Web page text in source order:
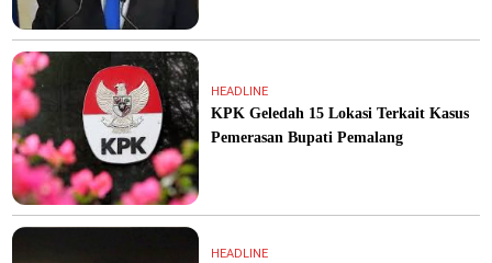
HEADLINE
KPK Geledah 15 Lokasi Terkait Kasus
Pemerasan Bupati Pemalang
HEADLINE